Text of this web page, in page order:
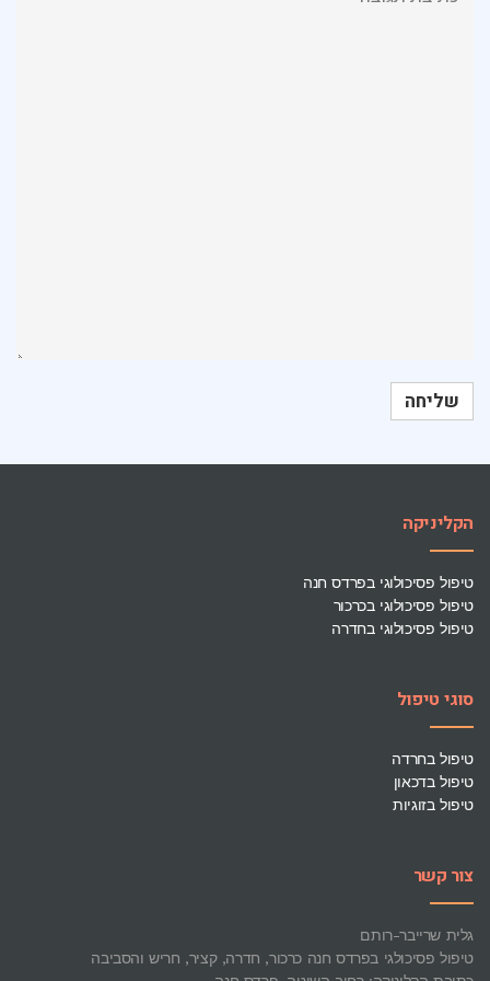
הקליניקה
טיפול פסיכולוגי בפרדס חנה
טיפול פסיכולוגי בכרכור
טיפול פסיכולוגי בחדרה
סוגי טיפול
טיפול בחרדה
טיפול בדכאון
טיפול בזוגיות
צור קשר
גלית שרייבר-רותם
טיפול פסיכולגי בפרדס חנה כרכור, חדרה, קציר, חריש והסביבה